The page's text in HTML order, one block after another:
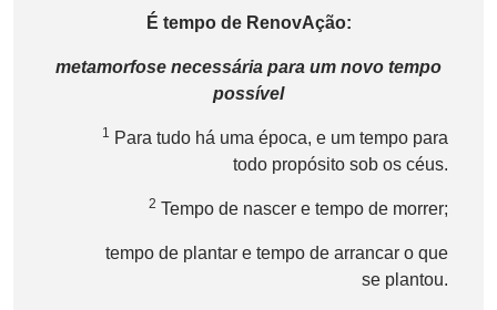
É tempo de RenovAção:
metamorfose necessária para um novo tempo
possível
1 Para tudo há uma época, e um tempo para
todo propósito sob os céus.
2 Tempo de nascer e tempo de morrer;
tempo de plantar e tempo de arrancar o que
se plantou.